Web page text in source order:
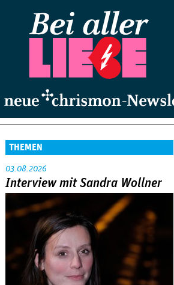
THEMEN
03.08.2026
Interview mit Sandra Wollner